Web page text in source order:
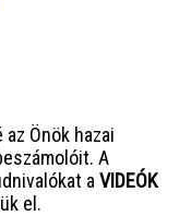
Önök hazai
A
a VIDEÓK
el.